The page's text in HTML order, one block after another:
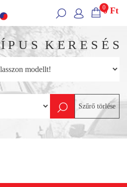
00Ft
Í P U S K E R E S É S
Szűrő törlése